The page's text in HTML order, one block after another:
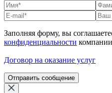
Заполняя форму, вы
конфиденциальности компании
Договор на оказание услуг
Отправить сообщение